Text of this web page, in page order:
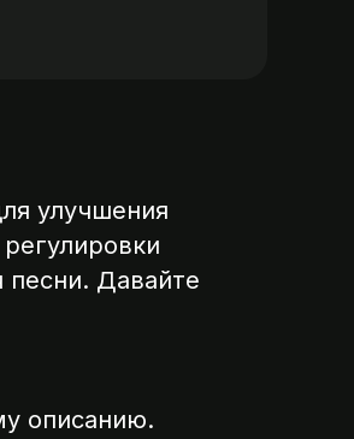
улучшения
песни. Давайте
описанию.